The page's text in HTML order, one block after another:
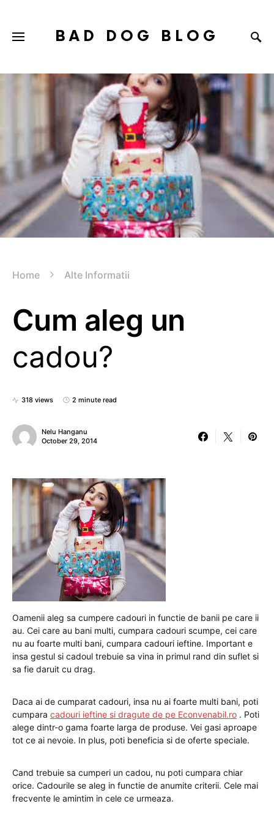
BAD DOG BLOG
Home Alte Informatii
Cum aleg un
cadou?
318 views 2 minute read
Nelu Hanganu
October 29, 2014
Oamenii aleg sa cumpere cadouri in functie de banii pe care ii
au. Cei care au bani multi, cumpara cadouri scumpe, cei care
nu au foarte multi bani, cumpara cadouri ieftine. Important e
insa gestul si cadoul trebuie sa vina in primul rand din suflet si
sa fie daruit cu drag.
Daca ai de cumparat cadouri, insa nu ai foarte multi bani, poti
cumpara cadouri ieftine si dragute de pe Econvenabil.ro . Poti
alege dintr-o gama foarte larga de produse. Vei gasi aproape
tot ce ai nevoie. In plus, poti beneficia si de oferte speciale.
Cand trebuie sa cumperi un cadou, nu poti cumpara chiar
orice. Cadourile se aleg in functie de anumite criterii. Cele mai
frecvente le amintim in cele ce urmeaza.